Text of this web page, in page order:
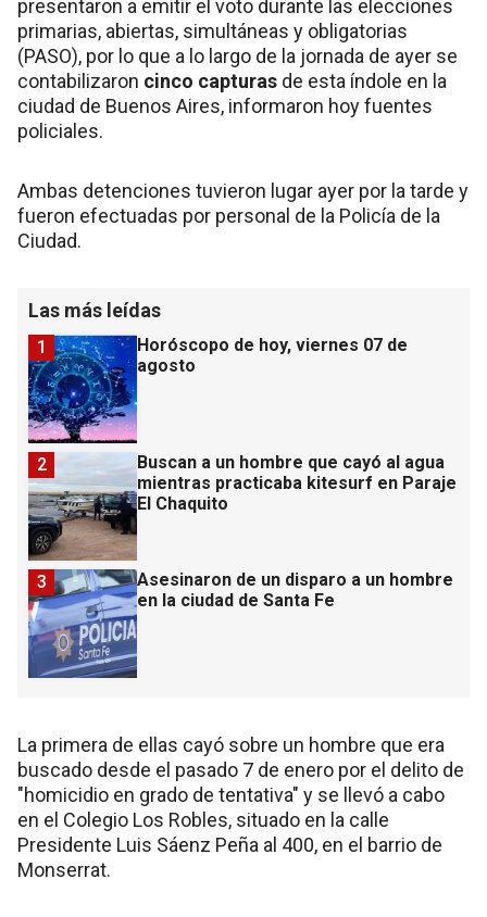
presentaron a emitir el voto durante las elecciones
primarias, abiertas, simultáneas y obligatorias
(PASO), por lo que a lo largo de la jornada de ayer se
contabilizaron cinco capturas de esta índole en la
ciudad de Buenos Aires, informaron hoy fuentes
policiales.
Ambas detenciones tuvieron lugar ayer por la tarde y
fueron efectuadas por personal de la Policía de la
Ciudad.
Las más leídas
Horóscopo de hoy, viernes 07 de
agosto
1
Buscan a un hombre que cayó al agua
mientras practicaba kitesurf en Paraje
El Chaquito
2
Asesinaron de un disparo a un hombre
en la ciudad de Santa Fe
3
La primera de ellas cayó sobre un hombre que era
buscado desde el pasado 7 de enero por el delito de
"homicidio en grado de tentativa" y se llevó a cabo
en el Colegio Los Robles, situado en la calle
Presidente Luis Sáenz Peña al 400, en el barrio de
Monserrat.